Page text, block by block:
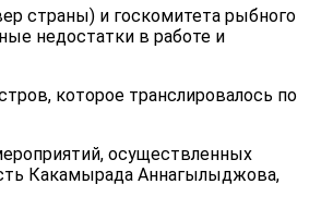
страны) и госкомитета рыбного
недостатки в работе и
которое транслировалось по
осуществленных
Какамырада Аннагылыджова,